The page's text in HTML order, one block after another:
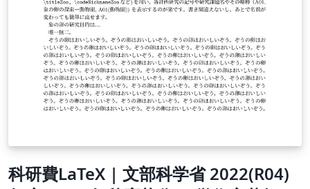
科研費LaTeX | 文部科学省 2022(R04)